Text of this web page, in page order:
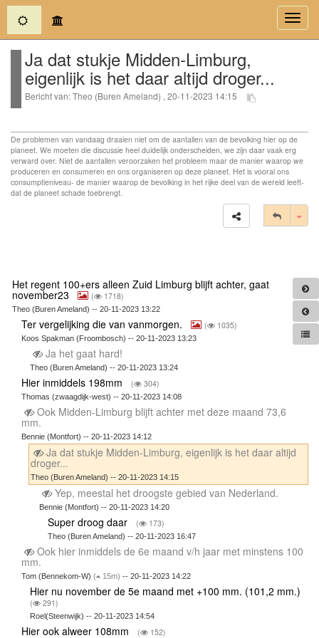
(current)
Ja dat stukje Midden-Limburg,
eigenlijk is het daar altijd droger...
Bericht van: Theo (Buren Ameland) , 20-11-2023 14:15
De problemen van vandaag draaien niet om de aantallen van de bevolking hier op de
planeet. We moeten die discussie heel duidelijk onderscheiden, we zijn daar vaak erg
verward over. Niet de aantallen veroorzaken het probleem maar de manier waarop we
produceren en consumeren en ons organiseren op deze planeet. Het is vooral ons
consumptieniveau- de manier waarop de bevolking in het rijke deel van de wereld leeft-
dat de planeet schade toebrengt.
Het regent 100+ers alleen Zuid Limburg blijft achter, gaat
november23 ( 1718)
Theo (Buren Ameland) -- 20-11-2023 13:22
Ter vergelijking die van vanmorgen. ( 1035)
Koos Spakman (Froombosch) -- 20-11-2023 13:23
Ja het gaat hard!
Theo (Buren Ameland) -- 20-11-2023 13:24
Hier inmiddels 198mm ( 304)
Thomas (zwaagdijk-west) -- 20-11-2023 14:08
Ook Midden-Limburg blijft achter met deze maand 73,6
mm.
Bennie (Montfort) -- 20-11-2023 14:12
Ja dat stukje Midden-Limburg, eigenlijk is het daar altijd
droger...
Theo (Buren Ameland) -- 20-11-2023 14:15
Yep, meestal het droogste gebied van Nederland.
Bennie (Montfort) -- 20-11-2023 14:20
Super droog daar ( 173)
Theo (Buren Ameland) -- 20-11-2023 16:47
Ook hier inmiddels de 6e maand v/h jaar met minstens 100
mm.
Tom (Bennekom-W) ( 15m) -- 20-11-2023 14:22
Hier nu november de 5e maand met +100 mm. (101,2 mm.)
( 291)
Roel(Steenwijk) -- 20-11-2023 14:54
Hier ook alweer 108mm ( 152)